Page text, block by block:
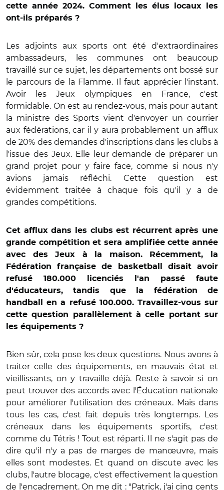
cette année 2024. Comment les élus locaux les
ont-ils préparés ?
Les adjoints aux sports ont été d'extraordinaires
ambassadeurs, les communes ont beaucoup
travaillé sur ce sujet, les départements ont bossé sur
le parcours de la Flamme. Il faut apprécier l'instant.
Avoir les Jeux olympiques en France, c'est
formidable. On est au rendez-vous, mais pour autant
la ministre des Sports vient d'envoyer un courrier
aux fédérations, car il y aura probablement un afflux
de 20% des demandes d'inscriptions dans les clubs à
l'issue des Jeux. Elle leur demande de préparer un
grand projet pour y faire face, comme si nous n'y
avions jamais réfléchi. Cette question est
évidemment traitée à chaque fois qu'il y a de
grandes compétitions.
Cet afflux dans les clubs est récurrent après une
grande compétition et sera amplifiée cette année
avec des Jeux à la maison. Récemment, la
Fédération française de basketball disait avoir
refusé 180.000 licenciés l'an passé faute
d'éducateurs, tandis que la fédération de
handball en a refusé 100.000. Travaillez-vous sur
cette question parallèlement à celle portant sur
les équipements ?
Bien sûr, cela pose les deux questions. Nous avons à
traiter celle des équipements, en mauvais état et
vieillissants, on y travaille déjà. Reste à savoir si on
peut trouver des accords avec l'Éducation nationale
pour améliorer l'utilisation des créneaux. Mais dans
tous les cas, c'est fait depuis très longtemps. Les
créneaux dans les équipements sportifs, c'est
comme du Tétris ! Tout est réparti. Il ne s'agit pas de
dire qu'il n'y a pas de marges de manœuvre, mais
elles sont modestes. Et quand on discute avec les
clubs, l'autre blocage, c'est effectivement la question
de l'encadrement. On me dit : "Patrick, j'ai cinq cents